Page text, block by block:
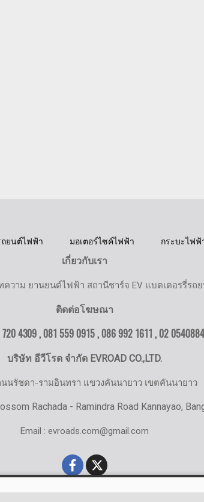
ยนต์ไฟฟ้า มอเตอร์ไซค์ไฟฟ้า กระบะไฟฟ้
เกี่ยวกับเรา
ทความ ยานยนต์ไฟฟ้า สถานีชาร์จ EV แบตเตอรรี่ร
ติดต่อโฆษณา
4309 , 081 559 0915 , 086 992 1611 ,02 0540884
บริษัท อีวีโรด จำกัด EVROAD CO.,LTD.
นรัชดา-รามอินทรา แขวงคันนายาว เขตคันนายาว
Rachada - Ramindra Road Kannayao,
Email : evroads.com@gmail.com